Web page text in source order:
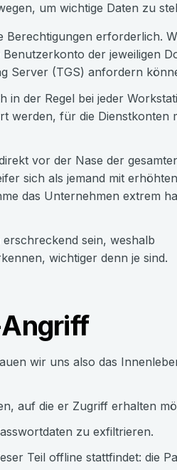
um wichtige Daten zu
erforderlich.
der jeweiligen
Server (TGS) anfordern
der Regel bei jeder
werden, für die Dienstkonten
vor der Nase der
sich als jemand mit
das Unternehmen extrem
sein, weshalb
wichtiger denn je sind.
wir uns also das
auf die er Zugriff erhalten
zu exfiltrieren.
Teil offline stattfindet: die